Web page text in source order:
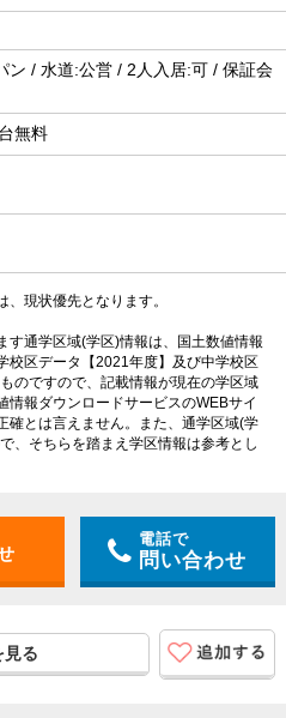
ン / 水道:公営 / 2人入居:可 / 保証会
無料
現状優先となります。
す通学区域(学区)情報は、国土数値情報
校区データ【2021年度】及び中学校区
のですので、記載情報が現在の学区域
情報ダウンロードサービスのWEBサイ
確とは言えません。また、通学区域(学
、そちらを踏まえ学区情報は参考とし
電話で
問い合わせ
見る